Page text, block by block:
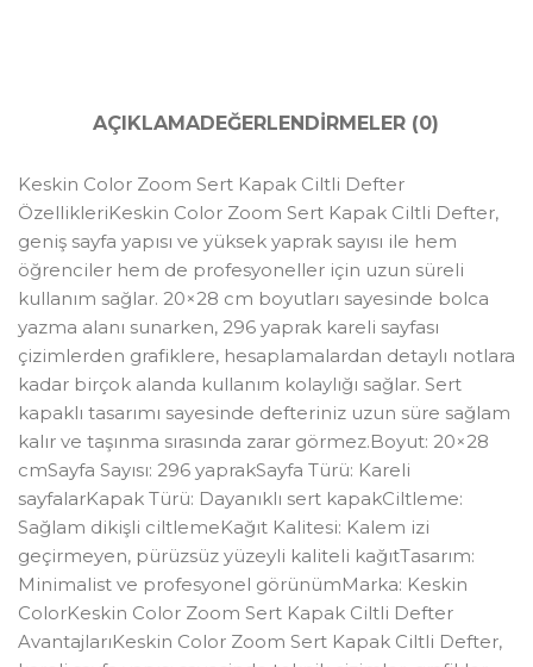
AÇIKLAMADEĞERLENDIRMELER (0)
Keskin Color Zoom Sert Kapak Ciltli Defter
ÖzellikleriKeskin Color Zoom Sert Kapak Ciltli Defter,
geniş sayfa yapısı ve yüksek yaprak sayısı ile hem
öğrenciler hem de profesyoneller için uzun süreli
kullanım sağlar. 20×28 cm boyutları sayesinde bolca
yazma alanı sunarken, 296 yaprak kareli sayfası
çizimlerden grafiklere, hesaplamalardan detaylı notlara
kadar birçok alanda kullanım kolaylığı sağlar. Sert
kapaklı tasarımı sayesinde defteriniz uzun süre sağlam
kalır ve taşınma sırasında zarar görmez.Boyut: 20×28
cmSayfa Sayısı: 296 yaprakSayfa Türü: Kareli
sayfalarKapak Türü: Dayanıklı sert kapakCiltleme:
Sağlam dikişli ciltlemeKağıt Kalitesi: Kalem izi
geçirmeyen, pürüzsüz yüzeyli kaliteli kağıtTasarım:
Minimalist ve profesyonel görünümMarka: Keskin
ColorKeskin Color Zoom Sert Kapak Ciltli Defter
AvantajlarıKeskin Color Zoom Sert Kapak Ciltli Defter,